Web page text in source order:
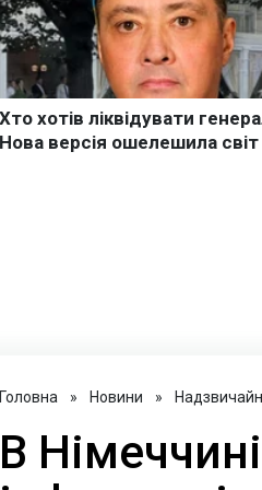
Головна » Новини »
В